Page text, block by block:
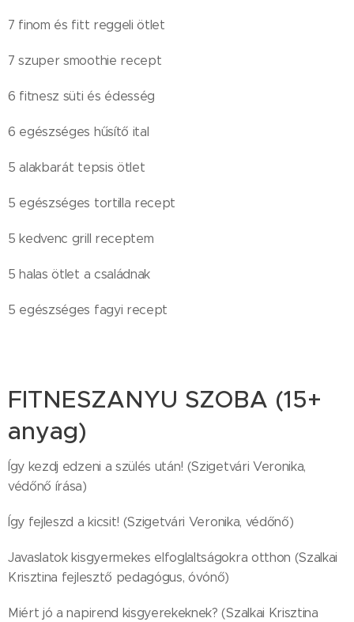
7 finom és fitt reggeli ötlet
7 szuper smoothie recept
6 fitnesz süti és édesség
6 egészséges hűsítő ital
5 alakbarát tepsis ötlet
5 egészséges tortilla recept
5 kedvenc grill receptem
5 halas ötlet a családnak
5 egészséges fagyi recept
FITNESZANYU SZOBA (15+
anyag)
Így kezdj edzeni a szülés után! (Szigetvári Veronika,
védőnő írása)
Így fejleszd a kicsit! (Szigetvári Veronika, védőnő)
Javaslatok kisgyermekes elfoglaltságokra otthon (Szalkai
Krisztina fejlesztő pedagógus, óvónő)
Miért jó a napirend kisgyerekeknek? (Szalkai Krisztina